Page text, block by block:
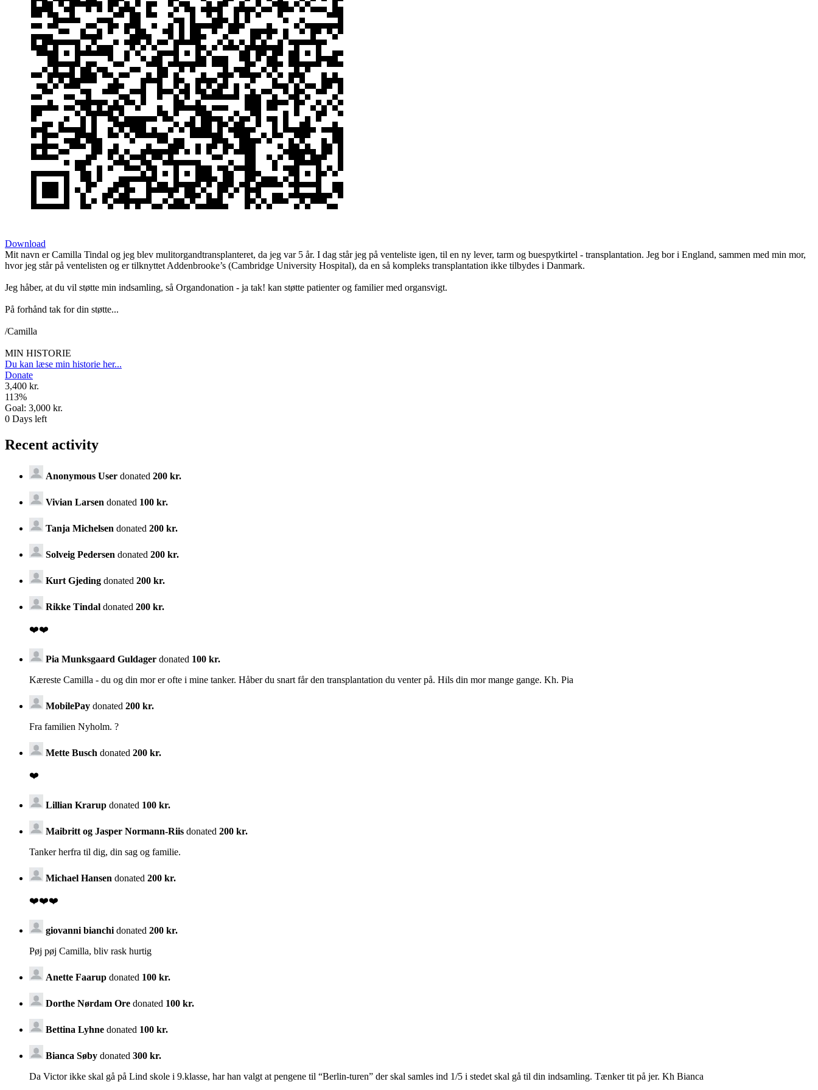
Download
Mit navn er Camilla Tindal og jeg blev mulitorgandtransplanteret, da jeg var 5 år. I dag står jeg på venteliste igen, til en ny lever, tarm og buespytkirtel - transplantation. Jeg bor i England, sammen med min mor,
hvor jeg står på ventelisten og er tilknyttet Addenbrooke’s (Cambridge University Hospital), da en så kompleks transplantation ikke tilbydes i Danmark.
Jeg håber, at du vil støtte min indsamling, så Organdonation - ja tak! kan støtte patienter og familier med organsvigt.
På forhånd tak for din støtte...
/Camilla
MIN HISTORIE
Du kan læse min historie her...
Donate
3,400 kr.
113%
Goal: 3,000 kr.
0 Days left
Recent activity
Anonymous User donated 200 kr.
Vivian Larsen donated 100 kr.
Tanja Michelsen donated 200 kr.
Solveig Pedersen donated 200 kr.
Kurt Gjeding donated 200 kr.
Rikke Tindal donated 200 kr.
❤️❤️
Pia Munksgaard Guldager donated 100 kr.
Kæreste Camilla - du og din mor er ofte i mine tanker. Håber du snart får den transplantation du venter på. Hils din mor mange gange. Kh. Pia
MobilePay donated 200 kr.
Fra familien Nyholm. ?
Mette Busch donated 200 kr.
❤️
Lillian Krarup donated 100 kr.
Maibritt og Jasper Normann-Riis donated 200 kr.
Tanker herfra til dig, din sag og familie.
Michael Hansen donated 200 kr.
❤️❤️❤️
giovanni bianchi donated 200 kr.
Pøj pøj Camilla, bliv rask hurtig
Anette Faarup donated 100 kr.
Dorthe Nørdam Ore donated 100 kr.
Bettina Lyhne donated 100 kr.
Bianca Søby donated 300 kr.
Da Victor ikke skal gå på Lind skole i 9.klasse, har han valgt at pengene til “Berlin-turen” der skal samles ind 1/5 i stedet skal gå til din indsamling. Tænker tit på jer. Kh Bianca